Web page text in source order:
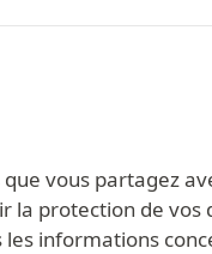
vous partagez
la protection de vos
informations